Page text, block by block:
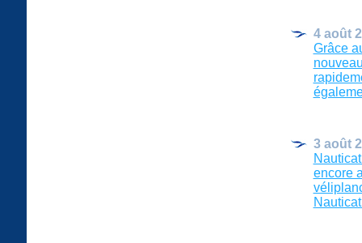
4 août
Grâce
3 août
encore